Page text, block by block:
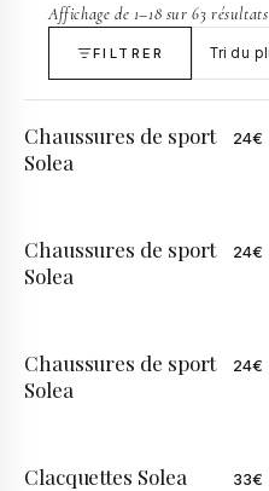
Affichage de 1–18 sur 63 résultats
FILTRER
Chaussures de sport
Solea
24€
Chaussures de sport
Solea
24€
Chaussures de sport
Solea
24€
Clacquettes Solea 33€